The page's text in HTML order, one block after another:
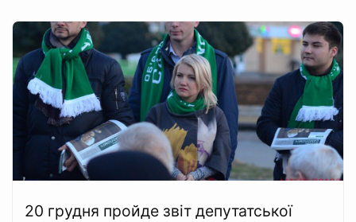
20 грудня пройде звіт депутатської